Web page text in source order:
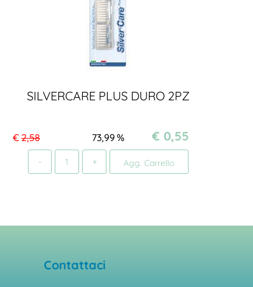
SILVERCARE PLUS DURO 2PZ
€2,58 %
73,99 € 0,55
Agg. Carrello
Contattaci